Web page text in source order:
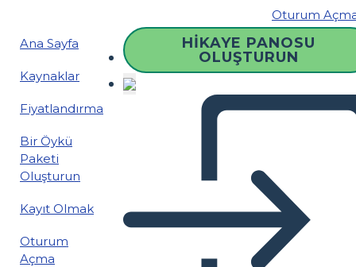
Oturum
Ana Sayfa
Kaynaklar
Fiyatlandırma
Bir Öykü
Paketi
Oluşturun
Kayıt Olmak
Oturum
Açma
HIKAYE PANOSU
OLUŞTURUN